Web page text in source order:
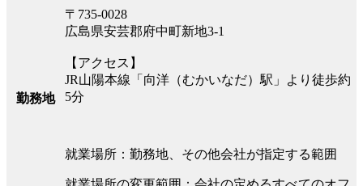
勤務地
〒735-0028
広島県安芸郡府中町新地3-1
【アクセス】
JR山陽本線「向洋（むかいなだ）駅」より徒歩約
5分
就業場所：勤務地、その他会社が指定する範囲